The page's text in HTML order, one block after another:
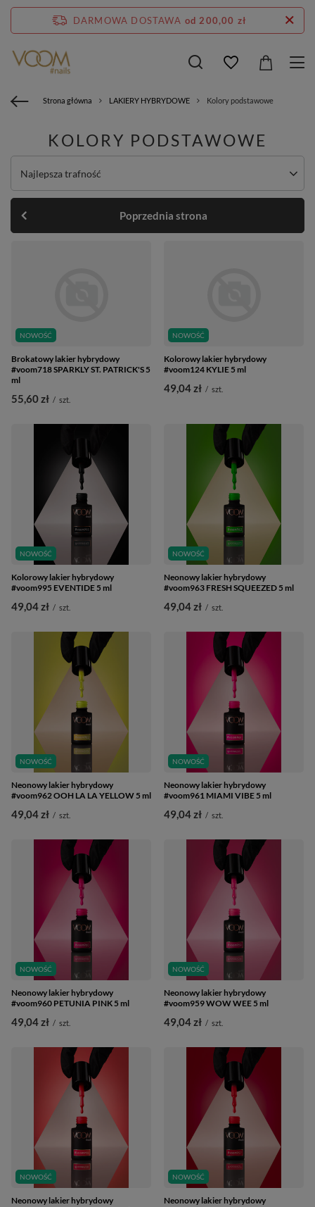
DARMOWA DOSTAWA od 200,00 zł
Strona główna LAKIERY HYBRYDOWE Kolory podstawowe
KOLORY PODSTAWOWE
Zmień sortowanie
Najlepsza trafność
Poprzednia strona
NOWOŚĆ
Brokatowy lakier hybrydowy
#voom718 SPARKLY ST. PATRICK'S 5
ml
55,60 zł / szt.
NOWOŚĆ
Kolorowy lakier hybrydowy
#voom124 KYLIE 5 ml
49,04 zł / szt.
NOWOŚĆ
Kolorowy lakier hybrydowy
#voom995 EVENTIDE 5 ml
49,04 zł / szt.
NOWOŚĆ
Neonowy lakier hybrydowy
#voom963 FRESH SQUEEZED 5 ml
49,04 zł / szt.
NOWOŚĆ
Neonowy lakier hybrydowy
#voom962 OOH LA LA YELLOW 5 ml
49,04 zł / szt.
NOWOŚĆ
Neonowy lakier hybrydowy
#voom961 MIAMI VIBE 5 ml
49,04 zł / szt.
NOWOŚĆ
Neonowy lakier hybrydowy
#voom960 PETUNIA PINK 5 ml
49,04 zł / szt.
NOWOŚĆ
Neonowy lakier hybrydowy
#voom959 WOW WEE 5 ml
49,04 zł / szt.
NOWOŚĆ
Neonowy lakier hybrydowy
NOWOŚĆ
Neonowy lakier hybrydowy